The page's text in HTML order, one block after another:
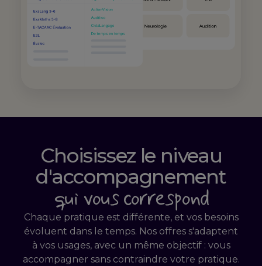
Choisissez le niveau
d'accompagnement
qui vous correspond
Chaque pratique est différente, et vos besoins
évoluent dans le temps. Nos offres s'adaptent
à vos usages, avec un même objectif : vous
accompagner sans contraindre votre pratique.